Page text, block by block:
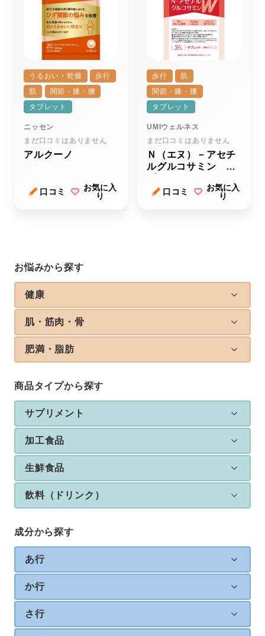
お悩みから探す
健康
肌・筋肉・骨
肥満・脂肪
商品タイプから探す
サプリメント
加工食品
生鮮食品
飲料（ドリンク）
成分から探す
あ行
か行
さ行
うるおい・乾燥
歩行
肌
関節・膝・腰
タブレット
ニッセン
まだ口コミはありません
アルクーノ
口コミ
お気に入
り
歩行
肌
関節・膝・腰
タブレット
UMIウェルネス
まだ口コミはありません
Ｎ（エヌ）－アセチ
ルグルコサミン ダ
口コミ
お気に入
り